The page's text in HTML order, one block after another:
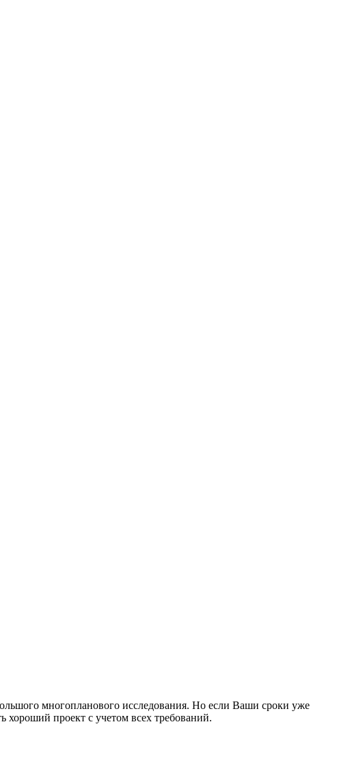
многопланового исследования. Но если Ваши сроки уже
хороший проект с учетом всех требований.